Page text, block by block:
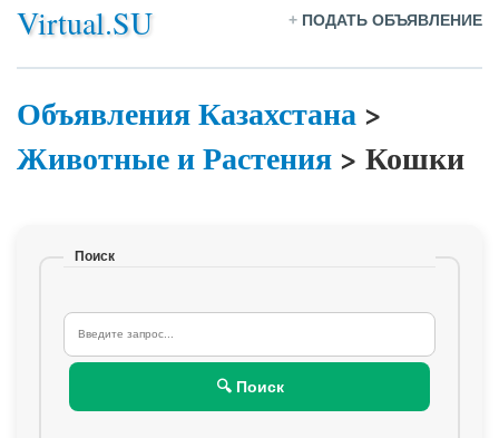
Virtual.SU + ПОДАТЬ ОБЪЯВЛЕНИЕ
Объявления Казахстана>
Животные и Растения> Кошки
Поиск
🔍 Поиск